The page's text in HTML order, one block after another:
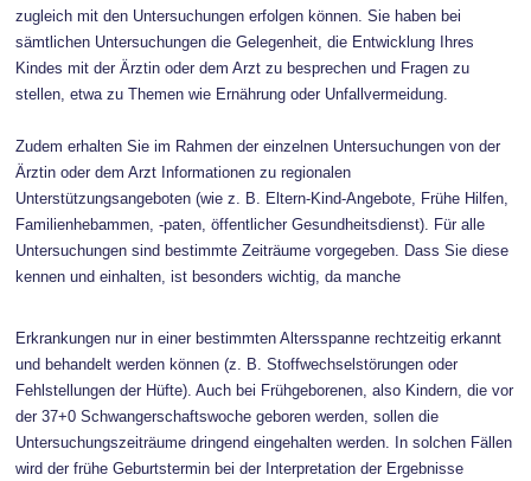
zugleich mit den Untersuchungen erfolgen können. Sie haben bei
sämtlichen Untersuchungen die Gelegenheit, die Entwicklung Ihres
Kindes mit der Ärztin oder dem Arzt zu besprechen und Fragen zu
stellen, etwa zu Themen wie Ernährung oder Unfallvermeidung.
Zudem erhalten Sie im Rahmen der einzelnen Untersuchungen von der
Ärztin oder dem Arzt Informationen zu regionalen
Unterstützungsangeboten (wie z. B. Eltern-Kind-Angebote, Frühe Hilfen,
Familienhebammen, -paten, öffentlicher Gesundheitsdienst). Für alle
Untersuchungen sind bestimmte Zeiträume vorgegeben. Dass Sie diese
kennen und einhalten, ist besonders wichtig, da manche
Erkrankungen nur in einer bestimmten Altersspanne rechtzeitig erkannt
und behandelt werden können (z. B. Stoffwechselstörungen oder
Fehlstellungen der Hüfte). Auch bei Frühgeborenen, also Kindern, die vor
der 37+0 Schwangerschaftswoche geboren werden, sollen die
Untersuchungszeiträume dringend eingehalten werden. In solchen Fällen
wird der frühe Geburtstermin bei der Interpretation der Ergebnisse